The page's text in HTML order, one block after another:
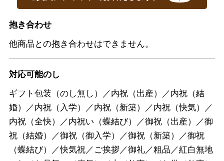
抱き合わせ
他商品との抱き合わせはできません。
対応可能のし
ギフト包装（のし無し）／内祝（出産）／内祝（結
婚）／内祝（入学）／内祝（新築）／内祝（快気）／
内祝（全快）／内祝い（蝶結び）／御祝（出産）／御
祝（結婚）／御祝（御入学）／御祝（新築）／御祝
（蝶結び）／快気祝／ご挨拶／御礼／粗品／紅白無地